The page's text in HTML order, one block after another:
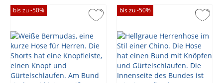
bis zu -50% bis zu -50%